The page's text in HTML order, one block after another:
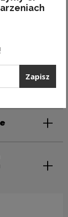
Zapisz